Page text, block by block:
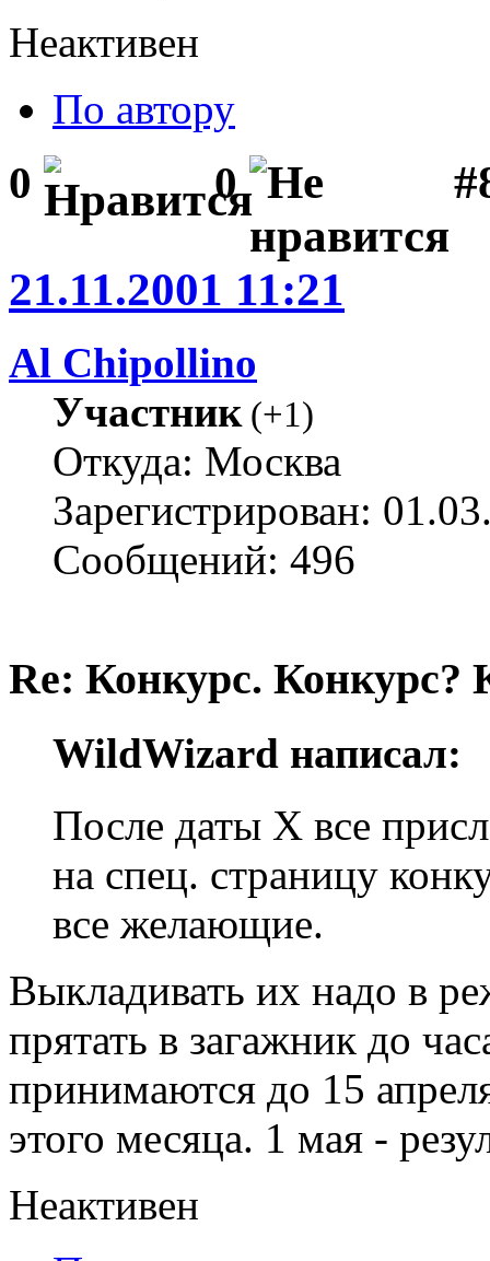
Неактивен
По автору
0 0
21.11.2001 11:21
Al Chipollino
Участник(+1)
Откуда: Москва
Зарегистрирован:
Сообщений: 496
Re: Конкурс. Конкурс?
WildWizard написал:
После даты X все
на спец. страницу
все желающие.
Выкладивать их надо в
прятать в загажник до
принимаются до 15
этого месяца. 1 мая -
Неактивен